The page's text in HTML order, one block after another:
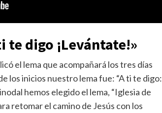
te digo ¡Levántate!»
el lema que acompañará los tres días
los inicios nuestro lema fue: “A ti te digo:
hemos elegido el lema, “Iglesia de
retomar el camino de Jesús con los